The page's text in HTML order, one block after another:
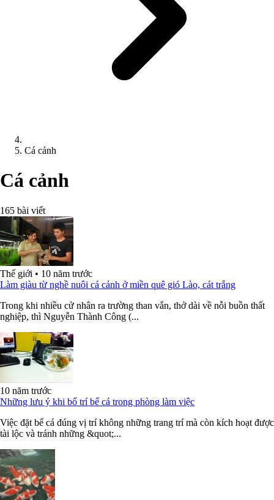
Cá cảnh
Cá cảnh
165 bài viết
Thế giới • 10 năm trước
Làm giàu từ nghề nuôi cá cảnh ở miền quê gió Lào, cát trắng
Trong khi nhiều cử nhân ra trường than vắn, thở dài về nỗi buồn thất
nghiệp, thì Nguyễn Thành Công (...
10 năm trước
Những lưu ý khi bố trí bể cá trong phòng làm việc
Việc đặt bể cá đúng vị trí không những trang trí mà còn kích hoạt được
tài lộc và tránh những &quot;...